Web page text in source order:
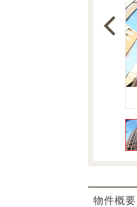
住まいと暮らしの税金の
住まいと暮らしの税金の
会社案内（電子ブック版）
物件概要